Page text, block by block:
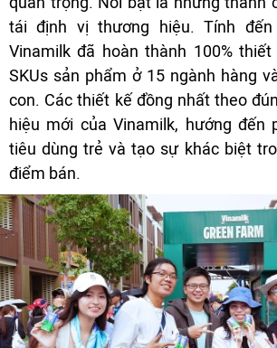
tái định vị thương hiệu. Tính
Vinamilk đã hoàn thành 100%
SKUs sản phẩm ở 15 ngành hàng
con. Các thiết kế đồng nhất theo
hiệu mới của Vinamilk, hướng đến
tiêu dùng trẻ và tạo sự khác biệt
điểm bán.